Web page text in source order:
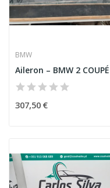
BMW
307,50 €